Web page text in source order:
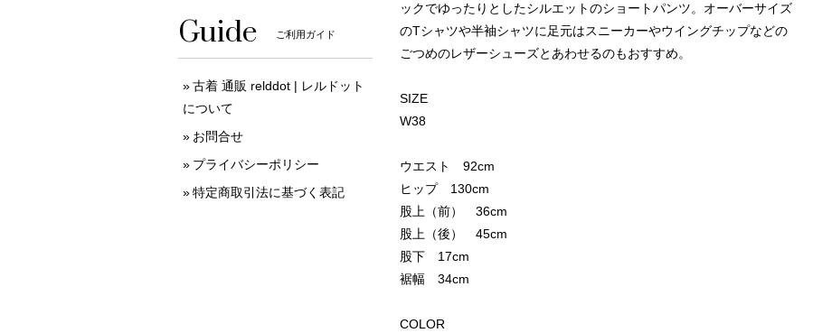
ックでゆったりとしたシルエットのショートパンツ。オーバーサイズ
のTシャツや半袖シャツに足元はスニーカーやウイングチップなどの
ごつめのレザーシューズとあわせるのもおすすめ。
SIZE
W38
ウエスト 92cm
ヒップ 130cm
股上（前） 36cm
股上（後） 45cm
股下 17cm
裾幅 34cm
COLOR
Guide ご利用ガイド
古着 通販 relddot | レルドット
について
お問合せ
プライバシーポリシー
特定商取引法に基づく表記